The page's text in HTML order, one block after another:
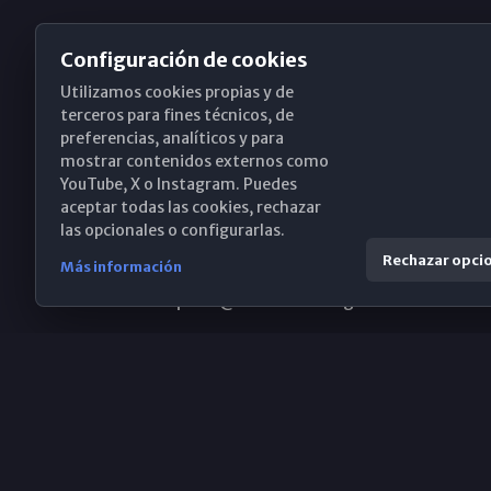
Obispado de Málaga
Santa María, 18-20. 29015 Málaga
(+34) 952 224 386
Configuración de cookies
Utilizamos cookies propias y de
terceros para fines técnicos, de
preferencias, analíticos y para
mostrar contenidos externos como
YouTube, X o Instagram. Puedes
aceptar todas las cookies, rechazar
las opcionales o configurarlas.
Más información Rechazar